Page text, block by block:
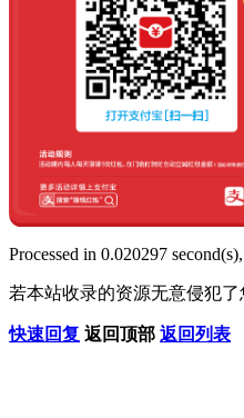
Processed in 0.020297
若本站收录的资源无意侵犯了
快速回复 返回顶部 返回列表